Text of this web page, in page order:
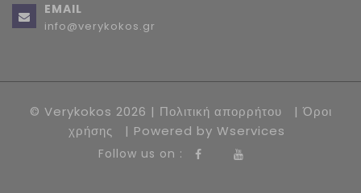
EMAIL
info@verykokos.gr
© Verykokos 2026 | Πολιτική απορρήτου |Όροι
χρήσης
| Powered by Wservices
Follow us on :